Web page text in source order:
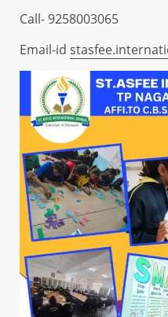
Call- 9258003065
Email-id